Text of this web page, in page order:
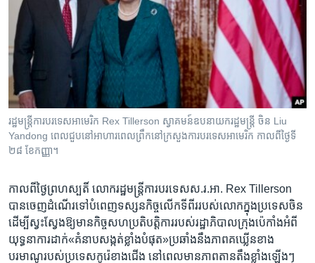
ទំព័រ​
រចនា
សម្ព័ន្ធ​
រំលង​
និង​
ចូល​
ទៅ​
កាន់​
វិទ្យុ / ផតខាសថ៍
កម្មវិធីទាំងអស់
Khmer English
បណ្តាញ​សង្គម
រដ្ឋ​មន្ត្រី​ការ​បរទេស​អាមេរិក Rex Tillerson ស្វាគមន៍​​ឧបនាយក​រដ្ឋ​មន្ត្រី ចិន Liu
Yandong ពេល​ជួប​នៅ​អាហារ​ពេល​ព្រឹក​នៅ​ក្រសួង​ការ​បរទេស​អាមេរិក កាល​ពី​ថ្ងៃទី​
២៨ ខែ​កញ្ញា។
កាល​ពី​ថ្ងៃ​ព្រហស្បតិ៍ លោក​រដ្ឋ​មន្ត្រី​ការ​បរទេស​ស.រ.អា. ​Rex Tillerson
បាន​ចេញ​ដំណើរ​ទៅ​បំពេញ​ទស្សនកិច្ច​លើក​ទី​ពីរ​របស់​លោក​ក្នុង​ប្រទេស​ចិន​
ដើម្បី​ស្វះ​ស្វែង​ឱ្យ​មាន​កិច្ច​សហ​ប្រតិ​បត្តិការ​របស់​រដ្ឋាភិបាល​ក្រុង​ប៉េកាំងអំពី​
យុទ្ធនាការ​ដាក់​«គំនាប​សង្កត់​ខ្លាំង​បំផុត»​ប្រឆាំង​នឹង​ភាព​គឃ្លើន​ខាង​
បរមាណូ​របស់​ប្រទេស​កូរ៉េ​ខាង​ជើង​ នៅ​ពេល​មាន​ភាព​តាន​តឹង​ខ្លាំង​ឡើងៗ​